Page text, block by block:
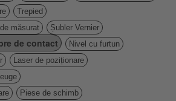
Trepied
măsurat Șubler Vernier
de contact
Nivel cu furtun
Laser de poziționare
Piese de schimb